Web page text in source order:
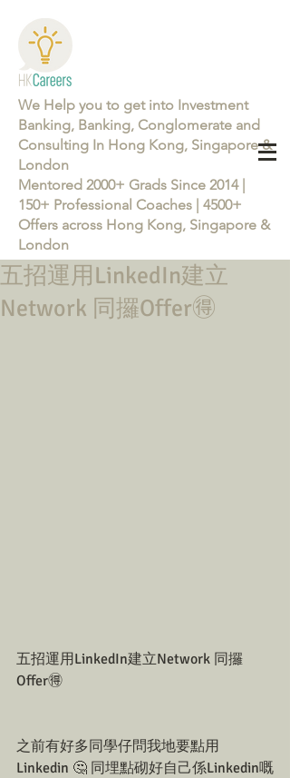
We Help you to get into Investment
Banking, Banking, Conglomerate and
Consulting In Hong Kong, Singapore &
London
Mentored 2000+ Grads Since 2014 |
150+ Professional Coaches | 4500+
Offers across Hong Kong, Singapore &
London
五招運用LinkedIn建立
Network 同攞Offer🉐
五招運用LinkedIn建立Network 同攞
Offer🉐
之前有好多同學仔問我地要點用
Linkedin 🤔 同埋點砌好自己係Linkedin嘅